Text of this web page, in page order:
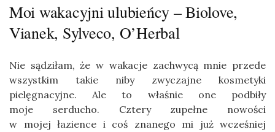
Moi wakacyjni ulubieńcy – Biolove,
Vianek, Sylveco, O’Herbal
Nie sądziłam, że w wakacje zachwycą mnie przede
wszystkim takie niby zwyczajne kosmetyki
pielęgnacyjne. Ale to właśnie one podbiły
moje serducho. Cztery zupełne nowości
w mojej łazience i coś znanego mi już wcześniej